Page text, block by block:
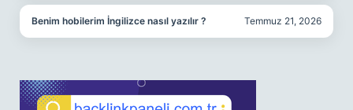
Benim hobilerim İngilizce nasıl yazılır ? Temmuz 21, 2026